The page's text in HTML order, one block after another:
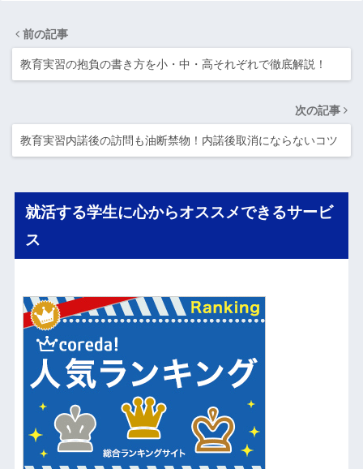
前の記事
教育実習の抱負の書き方を小・中・高それぞれで徹底解説！
次の記事
教育実習内諾後の訪問も油断禁物！内諾後取消にならないコツ
就活する学生に心からオススメできるサービ
ス